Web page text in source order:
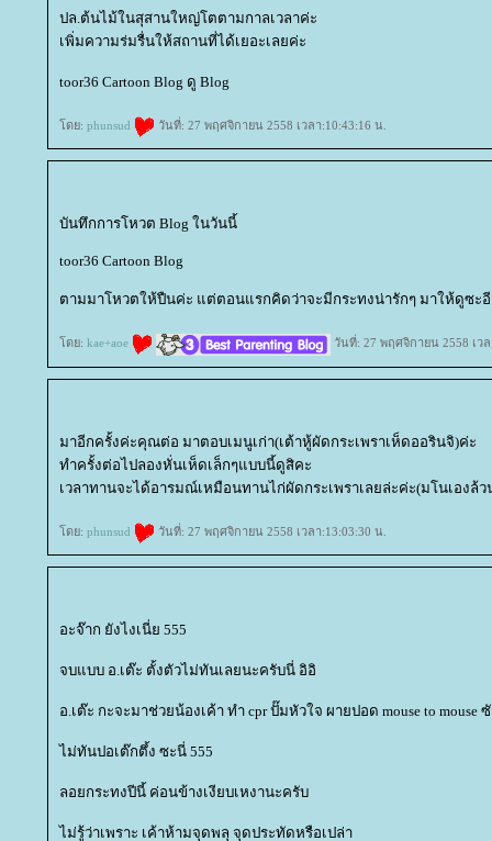
ปล.ต้นไม้ในสุสานใหญ่โตตามกาลเวลาค่ะ
เพิ่มความร่มรื่นให้สถานที่ได้เยอะเลยค่ะ
toor36 Cartoon Blog ดู Blog
ดย: phunsud วันที่: 27 พฤศจิกายน 2558 เวลา:10:43:16 น.
บันทึกการโหวต Blog ในวันนี้
toor36 Cartoon Blog
ตามมาโหวตให้ปืนค่ะ แต่ตอนแรกคิดว่าจะมีกระทงน่ารักๆ มาให้ดูซะอี
ดย: kae+aoe วันที่: 27 พฤศจิกายน 2558 เว
มาอีกครั้งค่ะคุณต่อ มาตอบเมนูเก่า(เต้าหู้ผัดกระเพราเห็ดออรินจิ)ค่ะ
ทำครั้งต่อไปลองหั่นเห็ดเล็กๆแบบนี้ดูสิคะ
เวลาทานจะได้อารมณ์เหมือนทานไก่ผัดกระเพราเลยล่ะค่ะ(มโนเองล้ว
ดย: phunsud วันที่: 27 พฤศจิกายน 2558 เวลา:13:03:30 น.
อะจ๊าก ยังไงเนี่ย 555
จบแบบ อ.เต๊ะ ตั้งตัวไม่ทันเลยนะครับนี่ อิอิ
อ.เต๊ะ กะจะมาช่วยน้องเค้า ทำ cpr ปั๊มหัวใจ ผายปอด mouse to
ไม่ทันปอเต๊กตึ้ง ซะนี่ 555
ลอยกระทงปีนี้ ค่อนข้างเงียบเหงานะครับ
ไม่รู้ว่าเพราะ เค้าห้ามจุดพลุ จุดประทัดหรือเปล่า